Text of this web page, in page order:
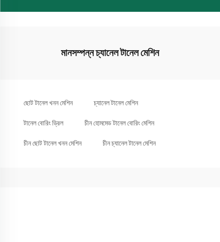
মানসম্পন্ন চ্যানেল টানেল মেশিন
ছোট টানেল খনন মেশিন চ্যানেল টানেল মেশিন
টানেল বোরিং ড্রিল চীন হোমমেড টানেল বোরিং মেশিন
চীন ছোট টানেল খনন মেশিন চীন চ্যানেল টানেল মেশিন